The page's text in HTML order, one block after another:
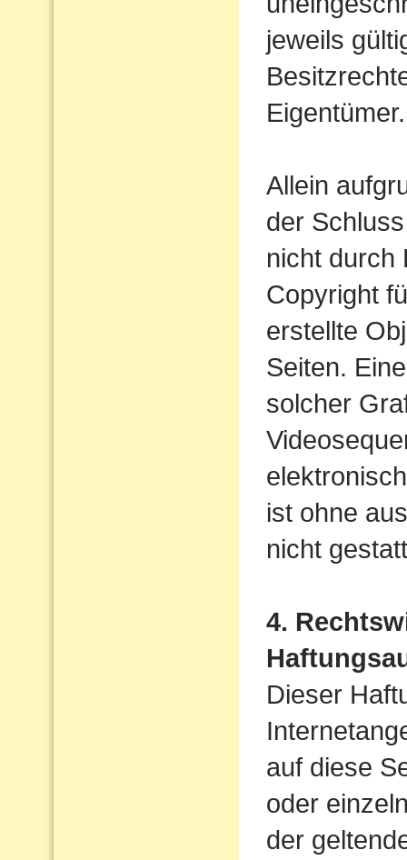
jeweils
Eigentümer.
Allein
der
nicht durch
Copyright
erstellte
Seiten.
solcher
ist ohne
nicht
4.
Dieser
auf diese
oder
der